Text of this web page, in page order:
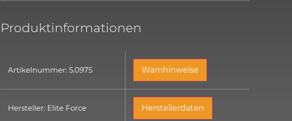
Produktinformationen
Artikelnummer: 5.0975 Warnhinweise
Hersteller: Elite Force Herstellerdaten